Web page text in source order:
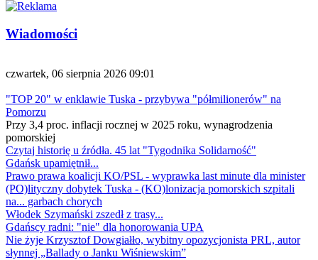
Wiadomości
czwartek, 06 sierpnia 2026 09:01
"TOP 20" w enklawie Tuska - przybywa "półmilionerów" na
Pomorzu
Przy 3,4 proc. inflacji rocznej w 2025 roku, wynagrodzenia
pomorskiej
Czytaj historię u źródła. 45 lat "Tygodnika Solidarność"
Gdańsk upamiętnił...
Prawo prawa koalicji KO/PSL - wyprawka last minute dla minister
(PO)lityczny dobytek Tuska - (KO)lonizacja pomorskich szpitali
na... garbach chorych
Włodek Szymański zszedł z trasy...
Gdańscy radni: "nie" dla honorowania UPA
Nie żyje Krzysztof Dowgiałło, wybitny opozycjonista PRL, autor
słynnej „Ballady o Janku Wiśniewskim”